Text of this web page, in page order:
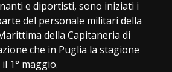
e diportisti, sono iniziati i
del personale militari della
della Capitaneria di
che in Puglia la stagione
1° maggio.